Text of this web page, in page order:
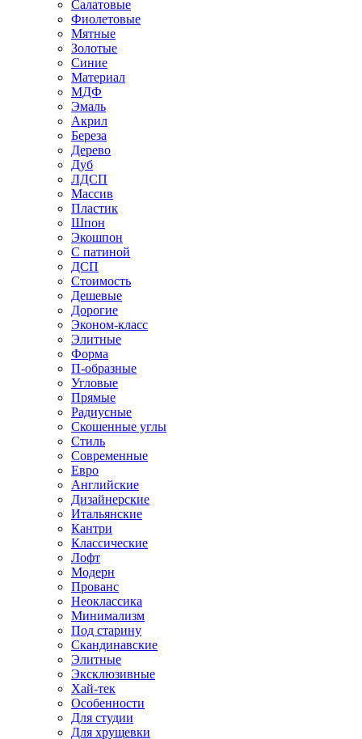
Салатовые
Фиолетовые
Мятные
Золотые
Синие
Материал
МДФ
Эмаль
Акрил
Береза
Дерево
Дуб
ЛДСП
Массив
Пластик
Шпон
Экошпон
С патиной
ДСП
Стоимость
Дешевые
Дорогие
Эконом-класс
Элитные
Форма
П-образные
Угловые
Прямые
Радиусные
Скошенные углы
Стиль
Современные
Евро
Английские
Дизайнерские
Итальянские
Кантри
Классические
Лофт
Модерн
Прованс
Неоклассика
Минимализм
Под старину
Скандинавские
Элитные
Эксклюзивные
Хай-тек
Особенности
Для студии
Для хрущевки